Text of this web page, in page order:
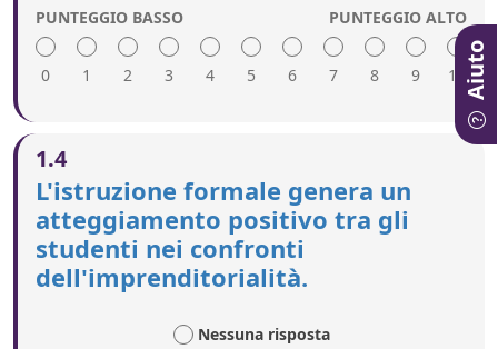
Aiuto
PUNTEGGIO BASSO
0 1 2 3 4 5 6 7 8 9
PUNTEGGIO ALTO
10
insegnanti sull'imprenditorialità giovanile.
È offerta un'immagine positiva
dell'imprenditorialità giovanile.
I principali modelli di riferimento vengono
raggiunti tramite canali online e mediatici
1.4
L'istruzione formale genera un
atteggiamento positivo tra gli
studenti nei confronti
dell'imprenditorialità.
Nessuna risposta